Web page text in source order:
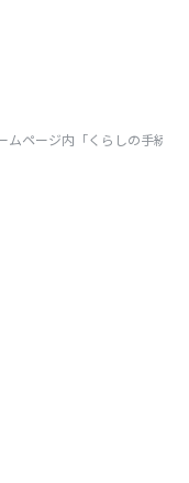
ムページ内「くらしの手続き